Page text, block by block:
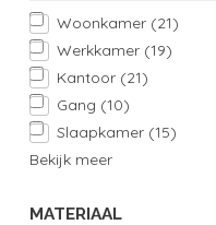
Woonkamer (21)
Werkkamer (19)
Kantoor (21)
Gang (10)
Slaapkamer (15)
Bekijk meer
MATERIAAL